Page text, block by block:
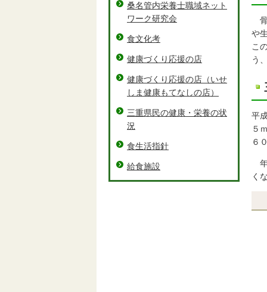
骨
や
こ
う
平
５
６
年
く
桑名管内栄養士職域ネット
ワーク研究会
食文化考
健康づくり応援の店
健康づくり応援の店（いせ
しま健康もてなしの店）
三重県民の健康・栄養の状
況
食生活指針
給食施設